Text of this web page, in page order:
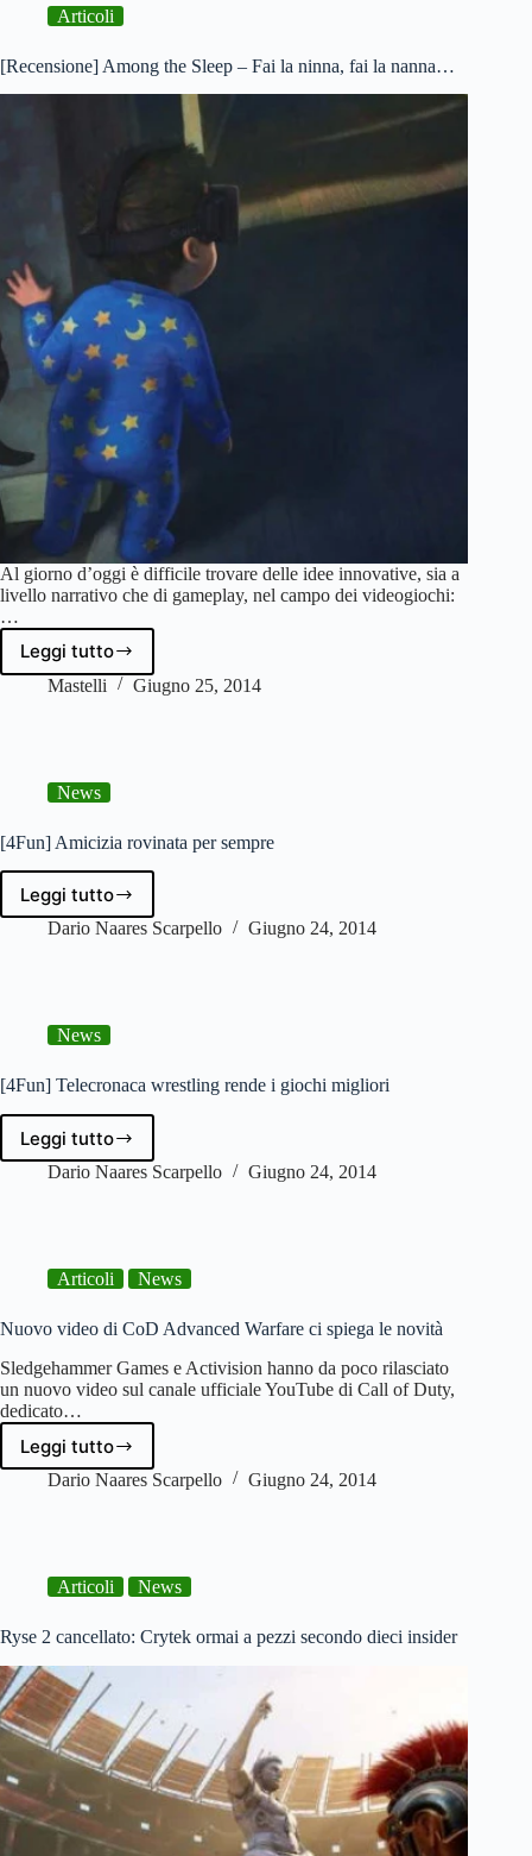
Principessa
Articoli
[Recensione] Among the Sleep – Fai la ninna, fai la nanna…
Al giorno d’oggi è difficile trovare delle idee innovative, sia a
livello narrativo che di gameplay, nel campo dei videogiochi:
…
Leggi tutto[Recensione]
Among
la
fai
nanna…
Mastelli Giugno 25, 2014
News
[4Fun] Amicizia rovinata per sempre
Leggi tutto
[4Fun]
Amicizia
Dario Naares Scarpello Giugno 24, 2014
News
[4Fun] Telecronaca wrestling rende i giochi migliori
Leggi tutto
[4Fun]
Telecronaca
migliori
Dario Naares Scarpello Giugno 24, 2014
Articoli News
Nuovo video di CoD Advanced Warfare ci spiega le novità
Sledgehammer Games e Activision hanno da poco rilasciato
un nuovo video sul canale ufficiale YouTube di Call of Duty,
dedicato…
Leggi tutto
Nuovo
video
ci
le
Dario Naares Scarpello Giugno 24, 2014
Articoli News
Ryse 2 cancellato: Crytek ormai a pezzi secondo dieci insider